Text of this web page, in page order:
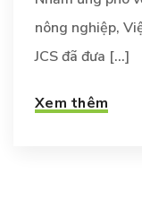
nông nghiệp,
JCS đã đưa [...]
Xem thêm